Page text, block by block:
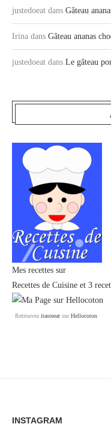
justedoeat dans Gâteau
Irina dans Gâteau ananas
justedoeat dans Le gâteau
Mes recettes sur
Recettes de Cuisine et 3
Retrouvez itasteeat surHellocoton
INSTAGRAM